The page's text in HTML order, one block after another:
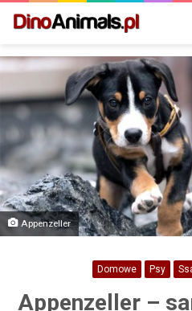
Appenzeller
Domowe Psy
Appenzeller –